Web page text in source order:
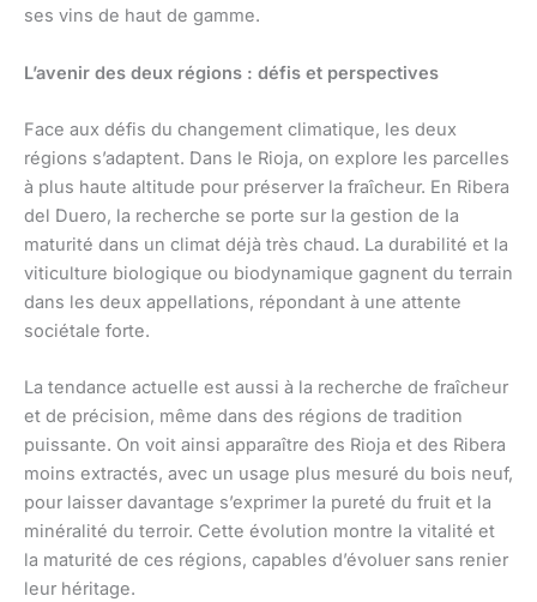
ses vins de haut de gamme.
L’avenir des deux régions : défis et perspectives
Face aux défis du changement climatique, les deux
régions s’adaptent. Dans le Rioja, on explore les parcelles
à plus haute altitude pour préserver la fraîcheur. En Ribera
del Duero, la recherche se porte sur la gestion de la
maturité dans un climat déjà très chaud. La durabilité et la
viticulture biologique ou biodynamique gagnent du terrain
dans les deux appellations, répondant à une attente
sociétale forte.
La tendance actuelle est aussi à la recherche de fraîcheur
et de précision, même dans des régions de tradition
puissante. On voit ainsi apparaître des Rioja et des Ribera
moins extractés, avec un usage plus mesuré du bois neuf,
pour laisser davantage s’exprimer la pureté du fruit et la
minéralité du terroir. Cette évolution montre la vitalité et
la maturité de ces régions, capables d’évoluer sans renier
leur héritage.